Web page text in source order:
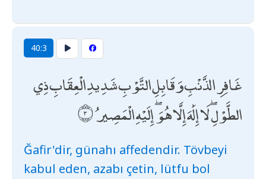
40:3
غَافِرِ الذَّنْبِ وَقَابِلِ التَّوْبِ شَدِيدِ الْعِقَابِ ذِي
الطَّوْلِ ۖ لَا إِلَٰهَ إِلَّا هُوَ ۖ إِلَيْهِ الْمَصِيرُ
Ğafir'dir, günahı affedendir. Tövbeyi
kabul eden, azabı çetin, lütfu bol